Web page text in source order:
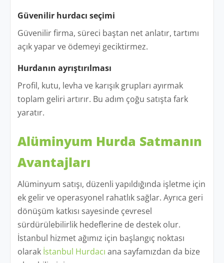
Güvenilir hurdacı seçimi
Güvenilir firma, süreci baştan net anlatır, tartımı
açık yapar ve ödemeyi geciktirmez.
Hurdanın ayrıştırılması
Profil, kutu, levha ve karışık grupları ayırmak
toplam geliri artırır. Bu adım çoğu satışta fark
yaratır.
Alüminyum Hurda Satmanın
Avantajları
Alüminyum satışı, düzenli yapıldığında işletme için
ek gelir ve operasyonel rahatlık sağlar. Ayrıca geri
dönüşüm katkısı sayesinde çevresel
sürdürülebilirlik hedeflerine de destek olur.
İstanbul hizmet ağımız için başlangıç noktası
olarak İstanbul Hurdacı ana sayfamızdan da bize